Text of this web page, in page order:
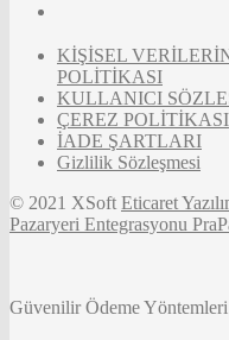
KİŞİSEL
POLİTİKASI
KULLANICI
ÇEREZ POLİTİKASI
İADE ŞARTLARI
Gizlilik Sözleşmesi
© 2021 XSoft Eticaret
Pazaryeri Entegrasyonu
Güvenilir Ödeme Yöntemleri